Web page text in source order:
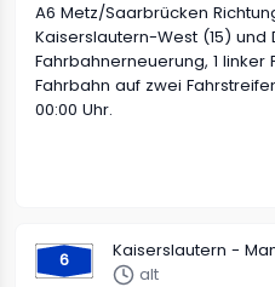
A6 Metz/Saarbrücken
Kaiserslautern-West (15) und
Fahrbahnerneuerung, 1 linker
Fahrbahn auf zwei
00:00 Uhr.
6
Kaiserslautern -
alt